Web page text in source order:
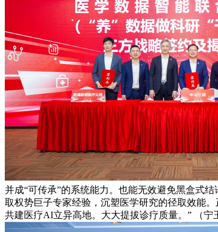
并成“可传承”的系统能力。也能无效避免黑盒式
取权势巨子专家经验，沉塑医学研究的径取效能
共建医疗AI立异高地。大大提拔诊疗质量。” （